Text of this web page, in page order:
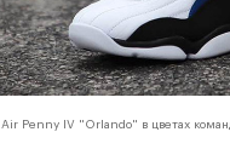
Air Penny IV "Orlando" в цветах